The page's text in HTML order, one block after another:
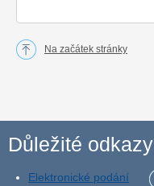
Na začátek stránky
Důležité odkazy
Elektronické podání